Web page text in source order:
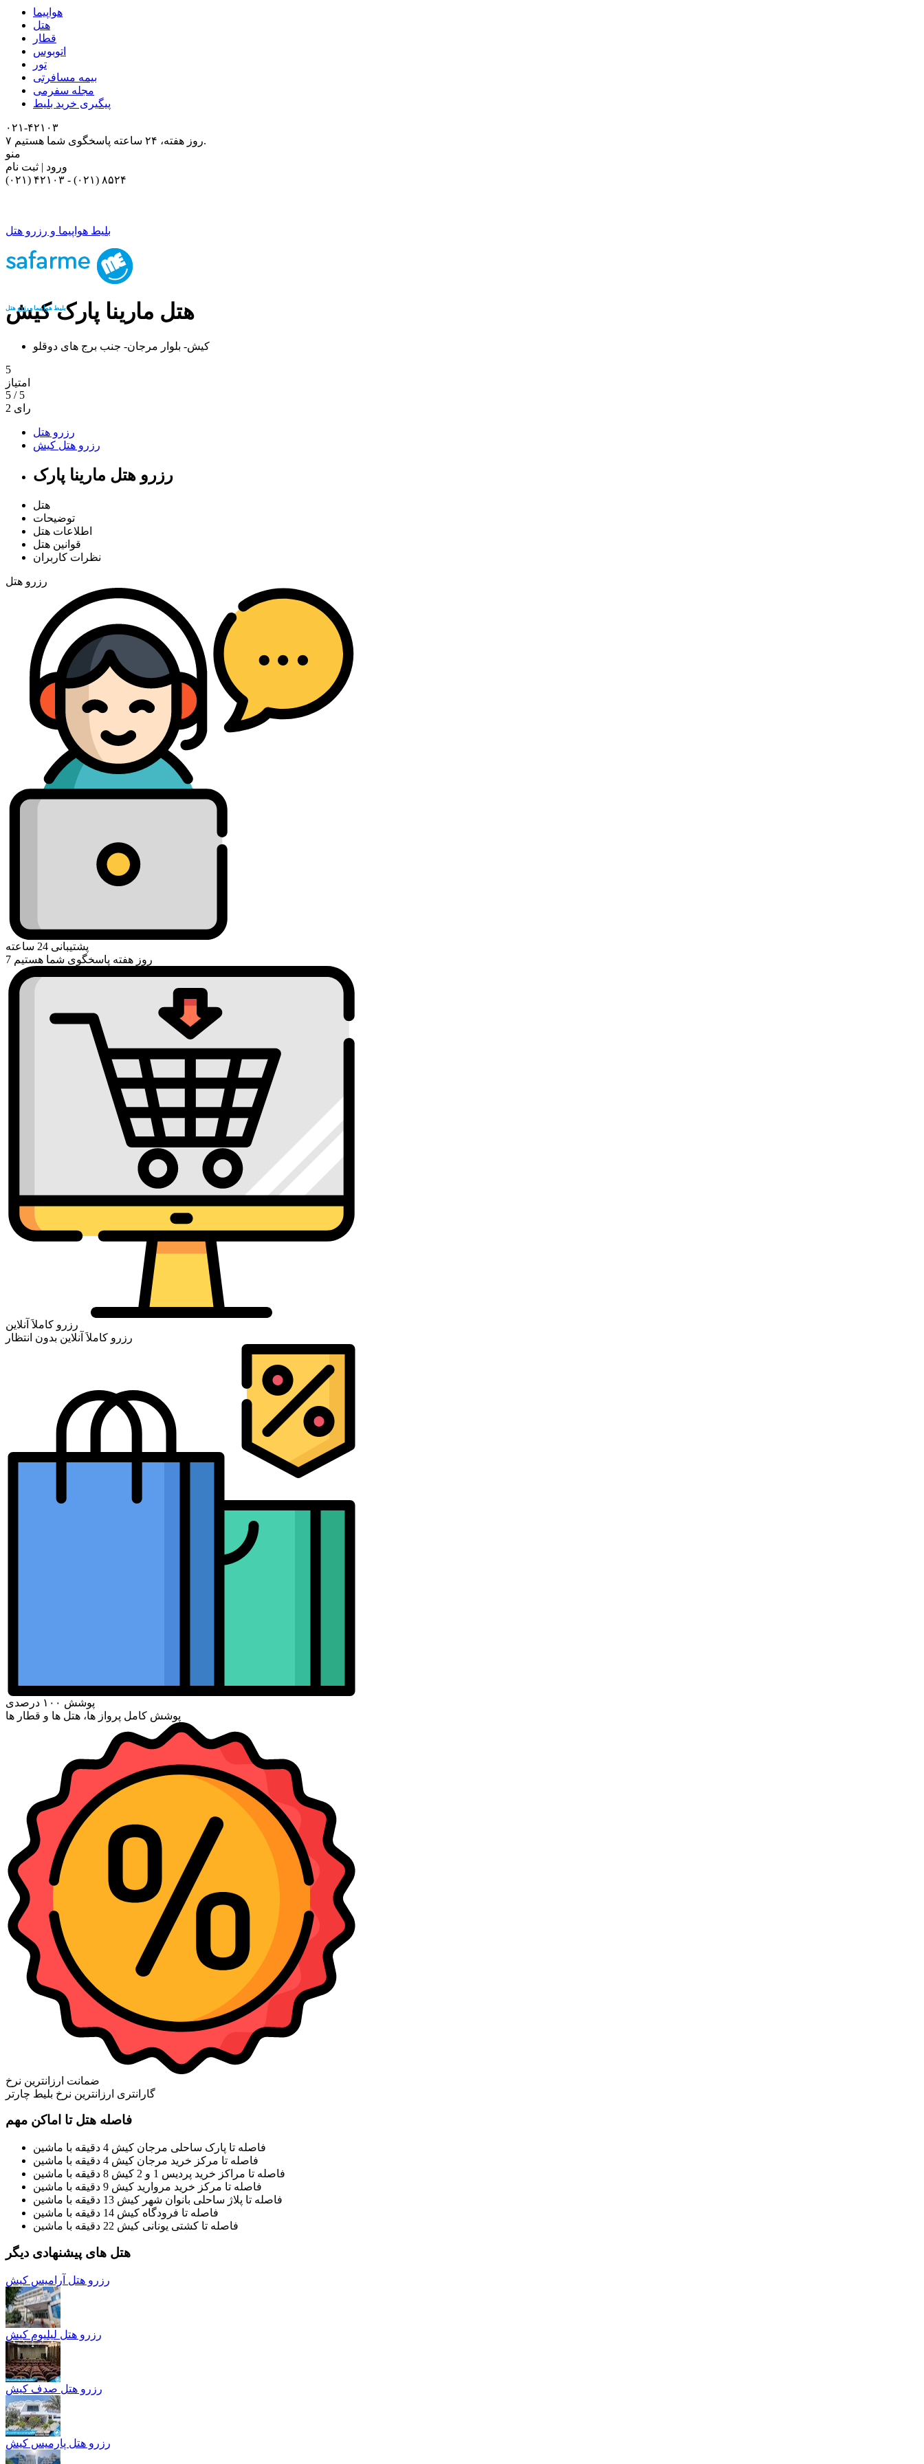
هواپیما
هتل
قطار
اتوبوس
تور
بیمه مسافرتی
مجله سفرمی
پیگیری خرید بلیط
۰۲۱-۴٢١٠٣
۷ روز هفته، ۲۴ ساعته پاسخگوی شما هستیم.
منو
ورود | ثبت نام
- (۰۲۱) ۸۵۲۴
بلیط هواپیما و رزرو هتل
بلیط هواپیما و رزرو هتل
هتل مارینا پارک کیش
کیش- بلوار مرجان- جنب برج های دوقلو
5
امتیاز
5 / 5
2 رای
رزرو هتل
رزرو هتل کیش
رزرو هتل مارینا پارک
هتل
توضیحات
اطلاعات هتل
قوانین هتل
نظرات کاربران
رزرو هتل
پشتیبانی 24 ساعته
7 روز هفته پاسخگوی شما هستیم
رزرو کاملاَ آنلاین
رزرو کاملاَ آنلاین بدون انتظار
پوشش ۱۰۰ درصدی
پوشش کامل پرواز ها، هتل ها و قطار ها
ضمانت ارزانترین نرخ
گارانتری ارزانترین نرخ بلیط چارتر
فاصله هتل تا اماکن مهم
فاصله تا پارک ساحلی مرجان کیش 4 دقیقه با ماشین
فاصله تا مرکز خرید مرجان کیش 4 دقیقه با ماشین
فاصله تا مراکز خرید پردیس 1 و 2 کیش 8 دقیقه با ماشین
فاصله تا مرکز خرید مروارید کیش 9 دقیقه با ماشین
فاصله تا پلاژ ساحلی بانوان شهر کیش 13 دقیقه با ماشین
فاصله تا فرودگاه کیش 14 دقیقه با ماشین
فاصله تا کشتی یونانی کیش 22 دقیقه با ماشین
هتل های پیشنهادی دیگر
رزرو هتل آرامیس کیش
رزرو هتل ليليوم کیش
رزرو هتل صدف کیش
رزرو هتل پارميس کیش